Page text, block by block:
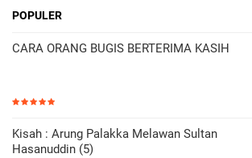
POPULER
CARA ORANG BUGIS BERTERIMA KASIH
Kisah : Arung Palakka Melawan Sultan
Hasanuddin (5)